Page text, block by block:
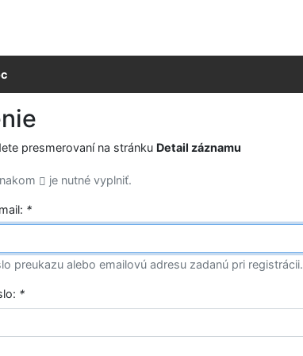
presmerovaní na stránku Detail záznamu
je nutné vyplniť.
*
preukazu alebo emailovú adresu zadanú pri registrácii.
*